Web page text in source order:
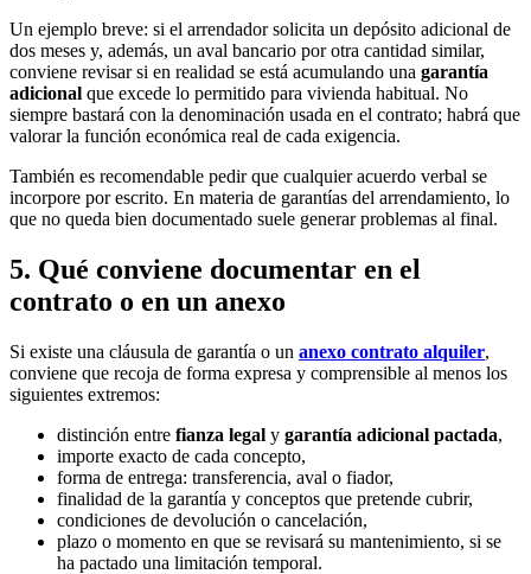
Un ejemplo breve: si el arrendador solicita un depósito adicional de
dos meses y, además, un aval bancario por otra cantidad similar,
conviene revisar si en realidad se está acumulando una garantía
adicional que excede lo permitido para vivienda habitual. No
siempre bastará con la denominación usada en el contrato; habrá que
valorar la función económica real de cada exigencia.
También es recomendable pedir que cualquier acuerdo verbal se
incorpore por escrito. En materia de garantías del arrendamiento, lo
que no queda bien documentado suele generar problemas al final.
5. Qué conviene documentar en el
contrato o en un anexo
Si existe una cláusula de garantía o un anexo contrato alquiler,
conviene que recoja de forma expresa y comprensible al menos los
siguientes extremos:
distinción entre fianza legal y garantía adicional pactada,
importe exacto de cada concepto,
forma de entrega: transferencia, aval o fiador,
finalidad de la garantía y conceptos que pretende cubrir,
condiciones de devolución o cancelación,
plazo o momento en que se revisará su mantenimiento, si se
ha pactado una limitación temporal.